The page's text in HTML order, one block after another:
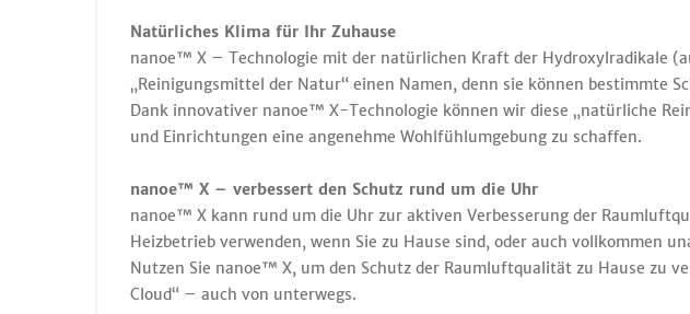
Natürliches Klima für Ihr Zuhause
nanoe™ X – Technologie mit der natürlichen Kraft der Hydroxylradikale
„Reinigungsmittel der Natur“ einen Namen, denn sie können bestimmte
Dank innovativer nanoe™ X-Technologie können wir diese „natürliche
und Einrichtungen eine angenehme Wohlfühlumgebung zu schaffen.
nanoe™ X – verbessert den Schutz rund um die Uhr
nanoe™ X kann rund um die Uhr zur aktiven Verbesserung der
Heizbetrieb verwenden, wenn Sie zu Hause sind, oder auch vollkommen
Nutzen Sie nanoe™ X, um den Schutz der Raumluftqualität zu Hause zu
Cloud“ – auch von unterwegs.